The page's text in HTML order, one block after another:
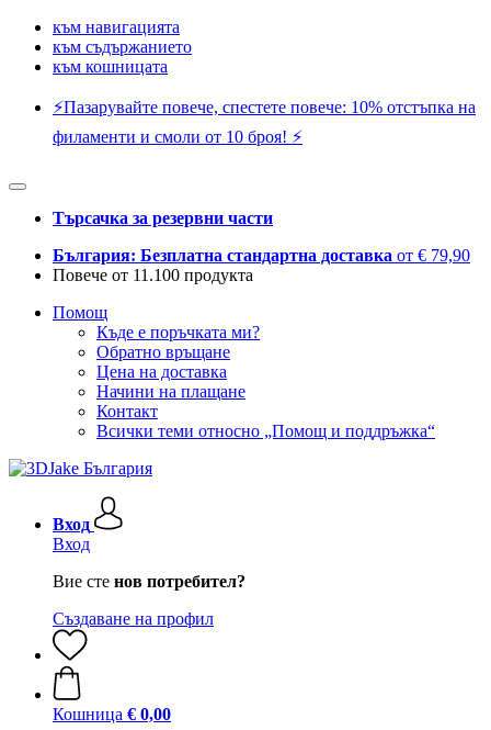
към навигацията
към съдържанието
към кошницата
⚡️Пазарувайте повече, спестете повече: 10% отстъпка на
филаменти и смоли от 10 броя! ⚡️
Търсачка за резервни части
България: Безплатна стандартна доставка от € 79,90
Повече от 11.100 продукта
Помощ
Къде е поръчката ми?
Обратно връщане
Цена на доставка
Начини на плащане
Контакт
Всички теми относно „Помощ и поддръжка“
Вход
Вход
Вие сте нов потребител?
Създаване на профил
Кошница € 0,00